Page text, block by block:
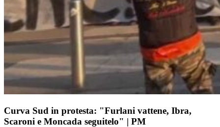
Curva Sud in protesta: "Furlani vattene, Ibra,
Scaroni e Moncada seguitelo" | PM